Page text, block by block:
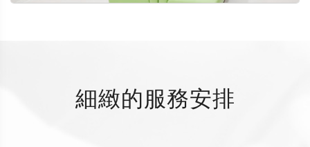
細緻的服務安排